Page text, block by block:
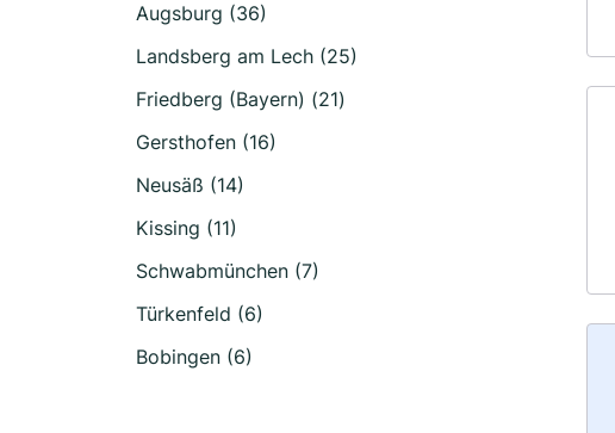
Augsburg (36)
Landsberg am Lech (25)
Friedberg (Bayern) (21)
Gersthofen (16)
Neusäß (14)
Kissing (11)
Schwabmünchen (7)
Türkenfeld (6)
Bobingen (6)